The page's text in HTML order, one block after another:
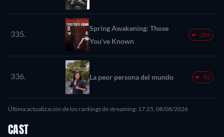
335.
Spring Awakening: Those
You've Known
-286
336. La peor persona del mundo -92
Última actualización de los rankings de streaming: 17:25, 08/08/2026
CAST